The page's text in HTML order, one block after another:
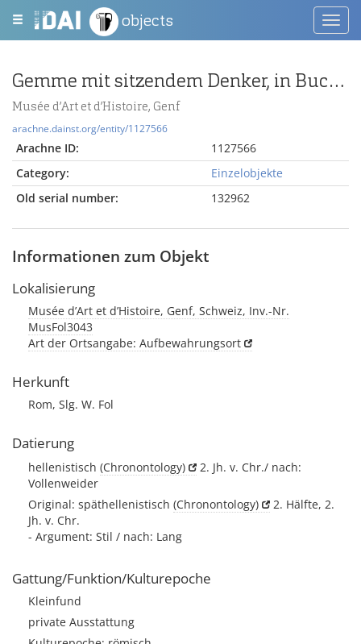
objects
Gemme mit sitzendem Denker, in Buchrolle lesend vor Herme (Typus A)
Musée d’Art et d’Histoire, Genf
arachne.dainst.org/entity/1127566
Arachne ID:
1127566
Category:
Einzelobjekte
Old serial number:
132962
Informationen zum Objekt
Lokalisierung
Musée d’Art et d’Histoire, Genf, Schweiz, Inv.-Nr.
MusFol3043
Art der Ortsangabe: Aufbewahrungsort
Herkunft
Rom, Slg. W. Fol
Datierung
hellenistisch (Chronontology)
2. Jh. v. Chr./ nach:
Vollenweider
Original: späthellenistisch (Chronontology)
2. Hälfte, 2.
Jh. v. Chr.
- Argument: Stil / nach: Lang
Gattung/Funktion/Kulturepoche
Kleinfund
private Ausstattung